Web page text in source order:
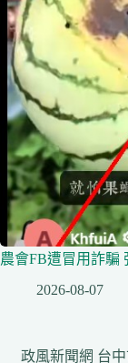
農會FB遭冒用詐騙
2026-08-07
政風新聞網 台